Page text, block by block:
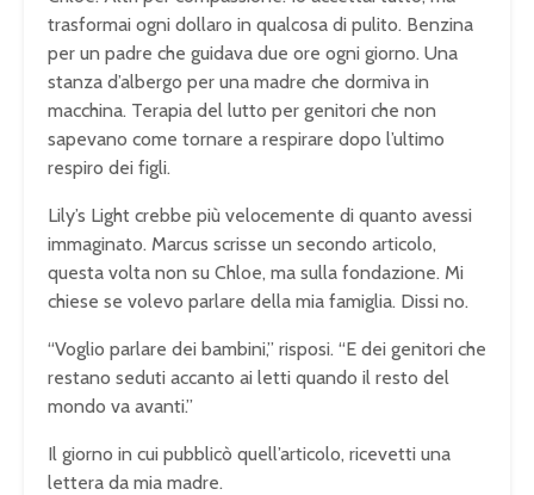
trasformai ogni dollaro in qualcosa di pulito. Benzina
per un padre che guidava due ore ogni giorno. Una
stanza d’albergo per una madre che dormiva in
macchina. Terapia del lutto per genitori che non
sapevano come tornare a respirare dopo l’ultimo
respiro dei figli.
Lily’s Light crebbe più velocemente di quanto avessi
immaginato. Marcus scrisse un secondo articolo,
questa volta non su Chloe, ma sulla fondazione. Mi
chiese se volevo parlare della mia famiglia. Dissi no.
“Voglio parlare dei bambini,” risposi. “E dei genitori che
restano seduti accanto ai letti quando il resto del
mondo va avanti.”
Il giorno in cui pubblicò quell’articolo, ricevetti una
lettera da mia madre.